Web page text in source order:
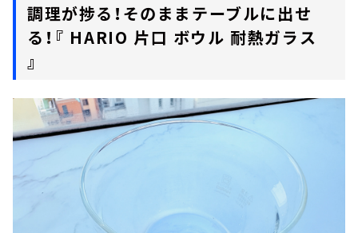
調理が捗る！そのままテーブルに出せ
る！『 HARIO 片口 ボウル 耐熱ガラス
』